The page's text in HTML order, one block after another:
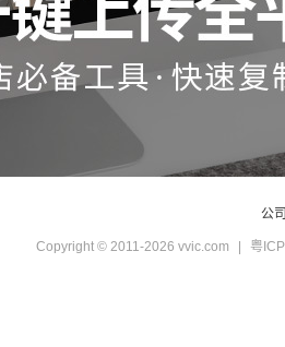
公
Copyright © 2011-2026 vvic.com 粤